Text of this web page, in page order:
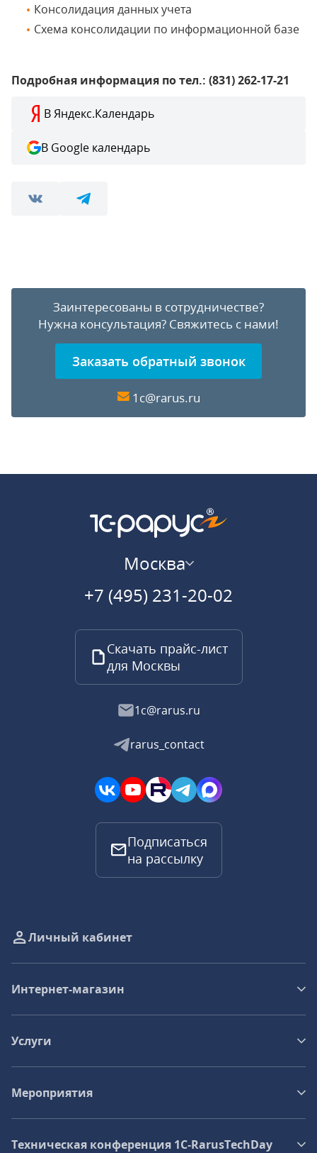
Консолидация данных учета
Схема консолидации по информационной базе
Подробная информация по тел.: (831) 262-17-21
В Яндекс.Календарь
В Google календарь
Заинтересованы в сотрудничестве?
Нужна консультация? Свяжитесь с нами!
Заказать обратный звонок
1c@rarus.ru
Москва
+7 (495) 231-20-02
Скачать прайс-лист
для Москвы
1c@rarus.ru
rarus_contact
Подписаться
на рассылку
Личный кабинет
Интернет-магазин
Услуги
Мероприятия
Техническая конференция 1C‑RarusTechDay